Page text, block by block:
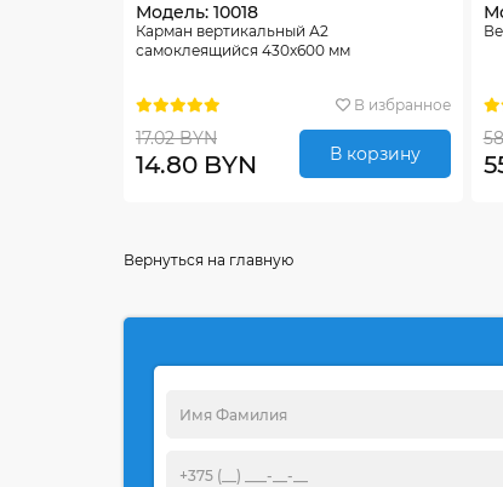
Модель: 10018
Карман вертикальный А2
самоклеящийся 430х600 мм
В избранное
17.02 BYN
14.80 BYN В корзину
Вернуться на главную